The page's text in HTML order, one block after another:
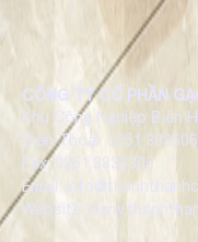
CÔNG TY CỔ PHẦN
Khu Công Nghiệp Biên
Điện Thoại:
Fax: 0251.3836305
Email:
Website: